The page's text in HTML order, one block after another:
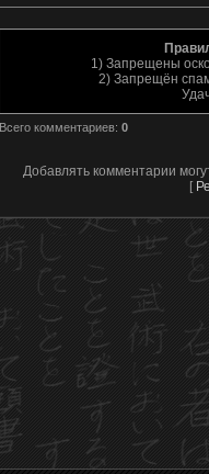
1) Запрещены
2) Запрещён
Всего комментариев: 0
Добавлять комментарии
[